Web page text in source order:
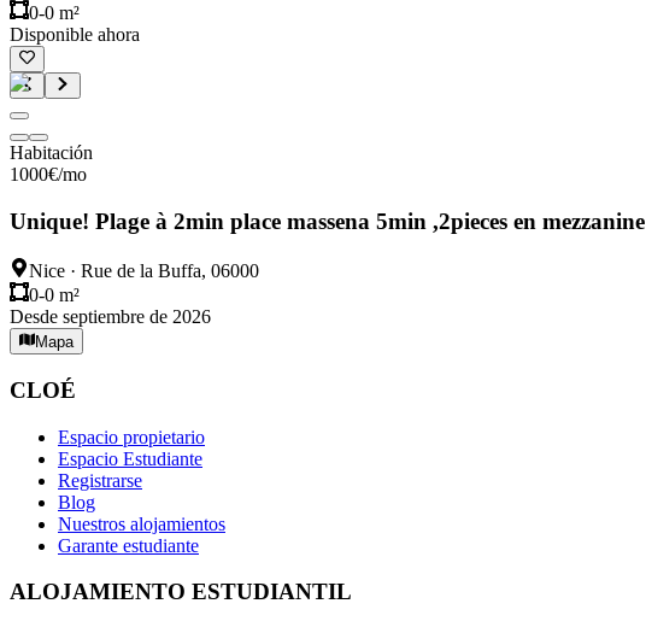
0-0 m²
Disponible ahora
Habitación
1000€/mo
Unique! Plage à 2min place massena 5min ,2pieces en mezzanine
Nice · Rue de la Buffa, 06000
0-0 m²
Desde septiembre de 2026
Mapa
CLOÉ
Espacio propietario
Espacio Estudiante
Registrarse
Blog
Nuestros alojamientos
Garante estudiante
ALOJAMIENTO ESTUDIANTIL